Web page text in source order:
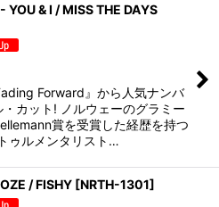
YOU & I / MISS THE DAYS
Forward』から人気ナンバ
カット! ノルウェーのグラミー
賞を受賞した経歴を持つ
ゥルメンタリスト…
/ FISHY [NRTH-1301]